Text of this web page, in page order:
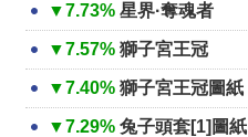
▼7.73% 星界·奪魂者
▼7.57% 獅子宮王冠
▼7.40% 獅子宮王冠圖紙
▼7.29% 兔子頭套[1]圖紙